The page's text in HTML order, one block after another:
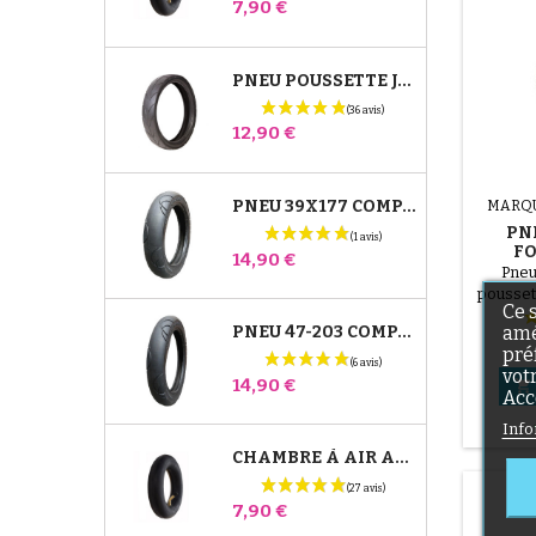
Prix
7,90 €
PNEU POUSSETTE JANÉ SLALOM PRO ET POWERTWIN
Prix
12,90 €
PNEU 39X177 COMPATIBLE POUSSETTE BUGABOO DONKEY - POUR ROUE AVANT
Prix
14,90 €
PNEU 47-203 COMPATIBLE POUSSETTE BUGABOO DONKEY - POUR ROUE ARRIÈRE
Prix
14,90 €
CHAMBRE À AIR ARRIÈRE POUSSETTE WHIZZ RED CASTLE
Prix
7,90 €
sa

Ce